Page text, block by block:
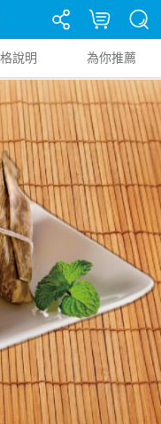
說明 為你推薦